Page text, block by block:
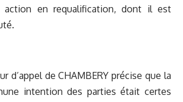
action en requalification, dont il est
d’appel de CHAMBERY précise que la
intention des parties était certes